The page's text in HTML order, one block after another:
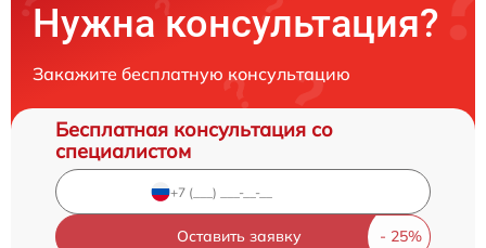
Нужна консультация?
Закажите бесплатную консультацию
Бесплатная консультация со
специалистом
Оставить заявку